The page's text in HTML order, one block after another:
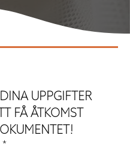
UPPGIFTER
FÅ ÅTKOMST
*